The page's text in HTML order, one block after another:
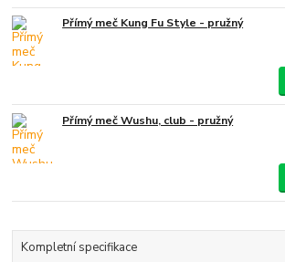
Přímý meč Kung Fu Style - pružný
Přímý meč Wushu, club - pružný
Kompletní specifikace